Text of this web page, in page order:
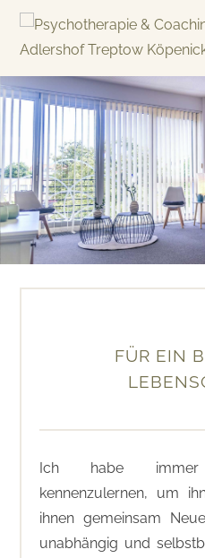
Skip
KREATIV &
FÜR EIN
Ich habe immer
kennenzulernen, um
ihnen gemeinsam
unabhängig und